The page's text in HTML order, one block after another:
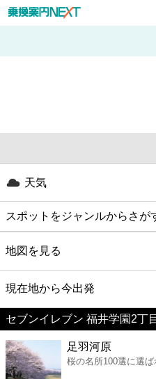
天気
スポットをジャンルからさが
グルメ
映画
美容
コンビニ
地図を見る
現在地から今出発
セブンイレブン 福井学園2丁
足羽河原
桜の名所100選に選